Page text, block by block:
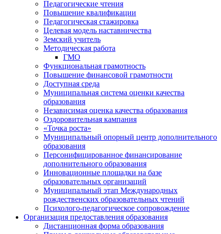
Педагогические чтения
Повышение квалификации
Педагогическая стажировка
Целевая модель наставничества
Земский учитель
Методическая работа
ГМО
Функциональная грамотность
Повышение финансовой грамотности
Доступная среда
Муниципальная система оценки качества
образования
Независимая оценка качества образования
Оздоровительная кампания
«Точка роста»
Муниципальный опорный центр дополнительного
образования
Персонифицированное финансирование
дополнительного образования
Инновационные площадки на базе
образовательных организаций
Муниципальный этап Международных
рождественских образовательных чтений
Психолого-педагогическое сопровождение
Организация предоставления образования
Дистанционная форма образования